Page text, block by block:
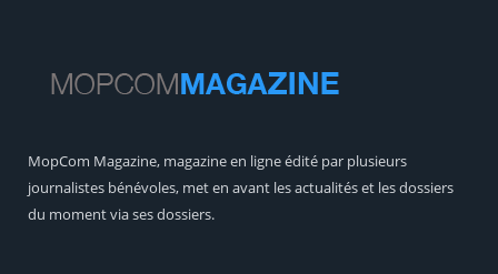
MopCom Magazine, magazine en ligne édité par plusieurs
journalistes bénévoles, met en avant les actualités et les dossiers
du moment via ses dossiers.